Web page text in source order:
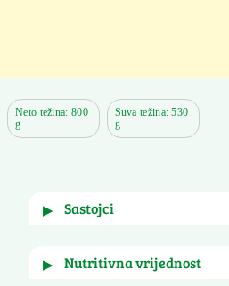
Neto težina: 800
g
Suva težina: 530
g
sastojci
▶
nutritivna vrijednost
▶